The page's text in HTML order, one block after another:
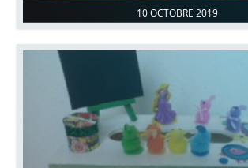
10 OCTOBRE 2019